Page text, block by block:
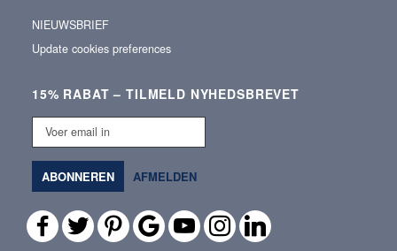
NIEUWSBRIEF
Update cookies preferences
15% RABAT – TILMELD NYHEDSBREVET
Voer
email
in
ABONNEREN AFMELDEN